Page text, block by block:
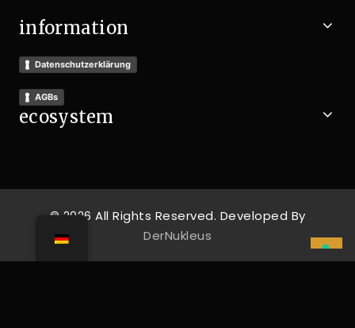
information
Datenschutzerklärung
AGBs
ecosystem
© 2026 All Rights Reserved. Developed By
DerNukleus